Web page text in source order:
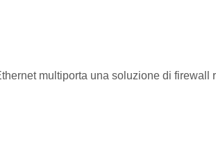
multiporta una soluzione di firewall